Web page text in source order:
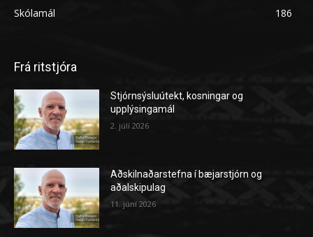
Skólamál
186
Frá ritstjóra
Stjórnsýsluútekt, kosningar og
upplýsingamál
2. júlí 2026
Aðskilnaðarstefna í bæjarstjórn og
aðalskipulag
11. júní 2026